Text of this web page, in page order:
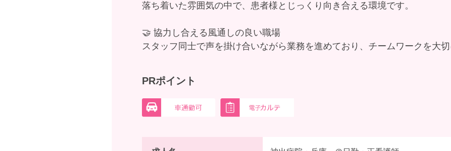
落ち着いた雰囲気の中で、患者様とじっくり向き合える環境です。
🤝 協力し合える風通しの良い職場
スタッフ同士で声を掛け合いながら業務を進めており、チームワークを大
PRポイント